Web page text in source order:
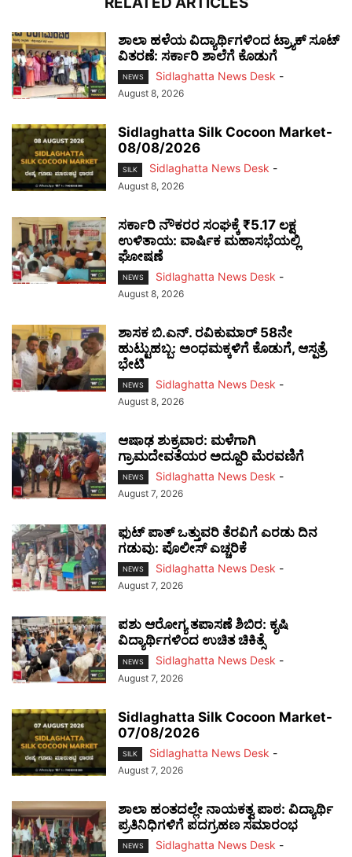
ಶಾಲಾ ಹಳೆಯ ವಿದ್ಯಾರ್ಥಿಗಳಿಂದ ಟ್ರ್ಯಾಕ್‌ ಸೂಟ್
ವಿತರಣೆ: ಸರ್ಕಾರಿ ಶಾಲೆಗೆ ಕೊಡುಗೆ
NEWS Sidlaghatta News Desk -
August 8, 2026
Sidlaghatta Silk Cocoon Market-
08/08/2026
SILK Sidlaghatta News Desk -
August 8, 2026
ಸರ್ಕಾರಿ ನೌಕರರ ಸಂಘಕ್ಕೆ ₹5.17 ಲಕ್ಷ
ಉಳಿತಾಯ: ವಾರ್ಷಿಕ ಮಹಾಸಭೆಯಲ್ಲಿ
ಘೋಷಣೆ
NEWS Sidlaghatta News Desk -
August 8, 2026
ಶಾಸಕ ಬಿ.ಎನ್. ರವಿಕುಮಾರ್ 58ನೇ
ಹುಟ್ಟುಹಬ್ಬ: ಅಂಧಮಕ್ಕಳಿಗೆ ಕೊಡುಗೆ, ಆಸ್ಪತ್ರೆ
ಭೇಟಿ
NEWS Sidlaghatta News Desk -
August 8, 2026
ಆಷಾಢ ಶುಕ್ರವಾರ: ಮಳೆಗಾಗಿ
ಗ್ರಾಮದೇವತೆಯರ ಅದ್ದೂರಿ ಮೆರವಣಿಗೆ
NEWS Sidlaghatta News Desk -
August 7, 2026
ಫುಟ್‌ ಪಾತ್ ಒತ್ತುವರಿ ತೆರವಿಗೆ ಎರಡು ದಿನ
ಗಡುವು: ಪೊಲೀಸ್ ಎಚ್ಚರಿಕೆ
NEWS Sidlaghatta News Desk -
August 7, 2026
ಪಶು ಆರೋಗ್ಯ ತಪಾಸಣೆ ಶಿಬಿರ: ಕೃಷಿ
ವಿದ್ಯಾರ್ಥಿಗಳಿಂದ ಉಚಿತ ಚಿಕಿತ್ಸೆ
NEWS Sidlaghatta News Desk -
August 7, 2026
Sidlaghatta Silk Cocoon Market-
07/08/2026
SILK Sidlaghatta News Desk -
August 7, 2026
ಶಾಲಾ ಹಂತದಲ್ಲೇ ನಾಯಕತ್ವ ಪಾಠ: ವಿದ್ಯಾರ್ಥಿ
ಪ್ರತಿನಿಧಿಗಳಿಗೆ ಪದಗ್ರಹಣ ಸಮಾರಂಭ
NEWS Sidlaghatta News Desk -